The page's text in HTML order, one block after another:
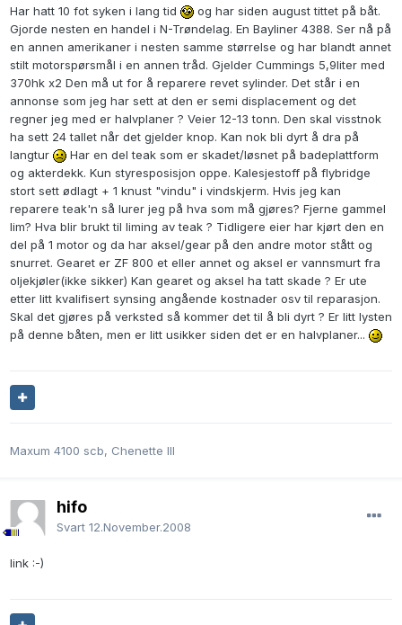
Har hatt 10 fot syken i lang tid
og har siden august tittet på båt.
Gjorde nesten en handel i N-Trøndelag. En Bayliner 4388. Ser nå på
en annen amerikaner i nesten samme størrelse og har blandt annet
stilt motorspørsmål i en annen tråd. Gjelder Cummings 5,9liter med
370hk x2 Den må ut for å reparere revet sylinder. Det står i en
annonse som jeg har sett at den er semi displacement og det
regner jeg med er halvplaner ? Veier 12-13 tonn. Den skal visstnok
ha sett 24 tallet når det gjelder knop. Kan nok bli dyrt å dra på
langtur
Har en del teak som er skadet/løsnet på badeplattform
og akterdekk. Kun styresposisjon oppe. Kalesjestoff på flybridge
stort sett ødlagt + 1 knust "vindu" i vindskjerm. Hvis jeg kan
reparere teak'n så lurer jeg på hva som må gjøres? Fjerne gammel
lim? Hva blir brukt til liming av teak ? Tidligere eier har kjørt den en
del på 1 motor og da har aksel/gear på den andre motor stått og
snurret. Gearet er ZF 800 et eller annet og aksel er vannsmurt fra
oljekjøler(ikke sikker) Kan gearet og aksel ha tatt skade ? Er ute
etter litt kvalifisert synsing angående kostnader osv til reparasjon.
Skal det gjøres på verksted så kommer det til å bli dyrt ? Er litt lysten
på denne båten, men er litt usikker siden det er en halvplaner...
Maxum 4100 scb, Chenette III
hifo
Svart 12.November.2008
link :-)